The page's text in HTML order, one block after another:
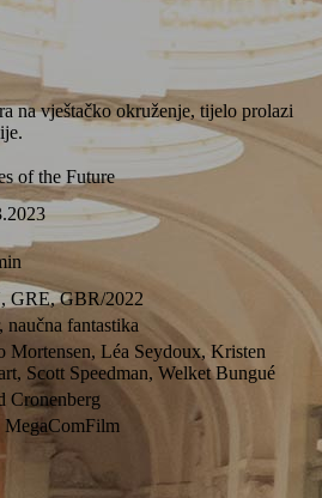
na vještačko okruženje, tijelo prolazi
of the Future
GRE, GBR/2022
naučna fantastika
Mortensen, Léa Seydoux, Kristen
Scott Speedman, Welket Bungué
Cronenberg